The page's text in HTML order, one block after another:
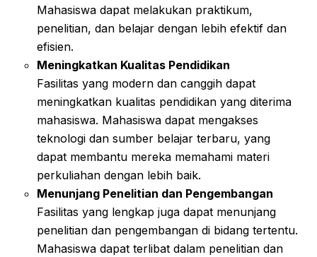
Mahasiswa dapat melakukan praktikum,
penelitian, dan belajar dengan lebih efektif dan
efisien.
Meningkatkan Kualitas Pendidikan
Fasilitas yang modern dan canggih dapat
meningkatkan kualitas pendidikan yang diterima
mahasiswa. Mahasiswa dapat mengakses
teknologi dan sumber belajar terbaru, yang
dapat membantu mereka memahami materi
perkuliahan dengan lebih baik.
Menunjang Penelitian dan Pengembangan
Fasilitas yang lengkap juga dapat menunjang
penelitian dan pengembangan di bidang tertentu.
Mahasiswa dapat terlibat dalam penelitian dan